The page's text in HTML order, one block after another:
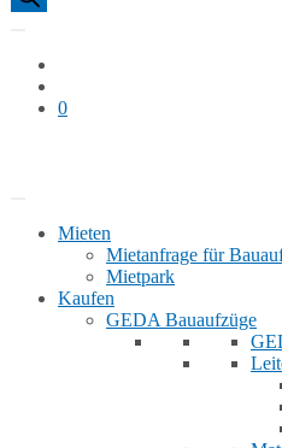
0
Mieten
Mietanfrage für
Mietpark
Kaufen
GEDA Bauaufzüge